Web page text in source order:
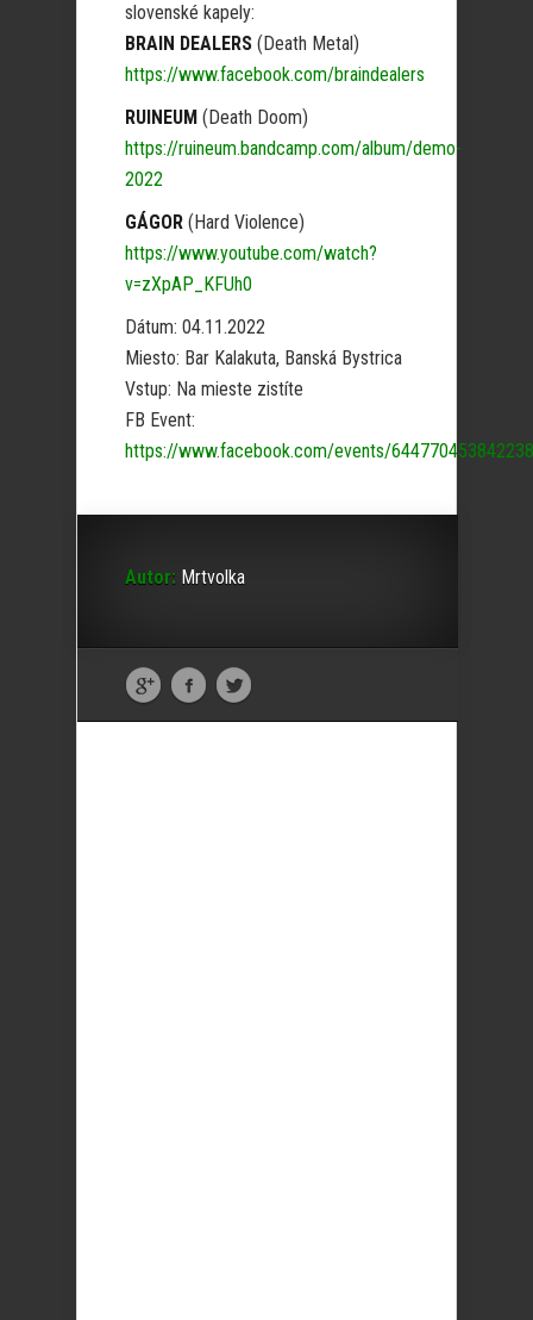
slovenské kapely:
BRAIN DEALERS (Death Metal)
https://www.facebook.com/braindealers
RUINEUM (Death Doom)
https://ruineum.bandcamp.com/album/demo-
2022
GÁGOR (Hard Violence)
https://www.youtube.com/watch?
v=zXpAP_KFUh0
Dátum: 04.11.2022
Miesto: Bar Kalakuta, Banská Bystrica
Vstup: Na mieste zistíte
FB Event:
https://www.facebook.com/events/
Autor: Mrtvolka